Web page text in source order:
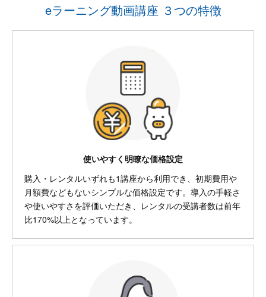
eラーニング動画講座 ３つの特徴
使いやすく明瞭な価格設定
購入・レンタルいずれも1講座から利用でき、初期費用や
月額費などもないシンプルな価格設定です。導入の手軽さ
や使いやすさを評価いただき、レンタルの受講者数は前年
比170%以上となっています。